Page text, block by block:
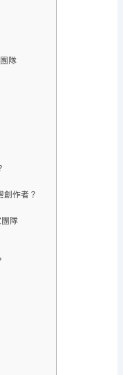
隊
創作者？
隊